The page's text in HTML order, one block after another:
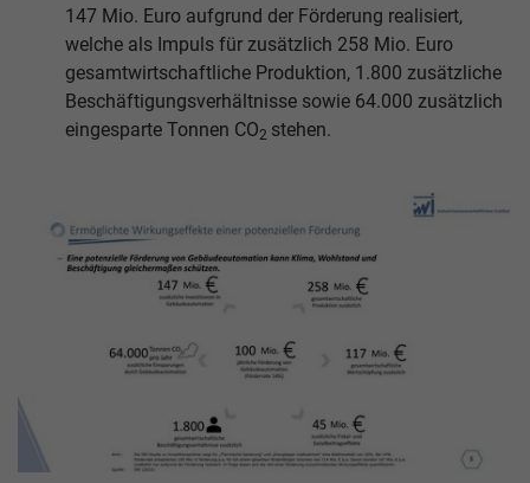
147 Mio. Euro aufgrund der Förderung realisiert,
welche als Impuls für zusätzlich 258 Mio. Euro
gesamtwirtschaftliche Produktion, 1.800 zusätzliche
Beschäftigungsverhältnisse sowie 64.000 zusätzlich
eingesparte Tonnen CO2 stehen.